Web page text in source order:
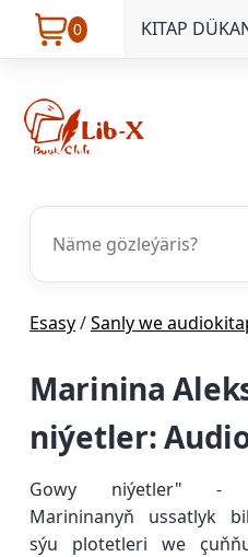
0 KITAP
Esasy/Sanly we
Marinina
niýetler:
Gowy niýetler" -
Marininanyň ussatlyk
sýu plotetleri we